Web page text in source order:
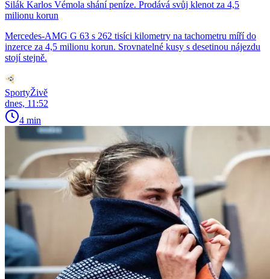
Silák Karlos Vémola shání peníze. Prodává svůj klenot za 4,5
milionu korun
Mercedes-AMG G 63 s 262 tisíci kilometry na tachometru míří do
inzerce za 4,5 milionu korun. Srovnatelné kusy s desetinou nájezdu
stojí stejně.
SportyŽivě
dnes, 11:52
4 min